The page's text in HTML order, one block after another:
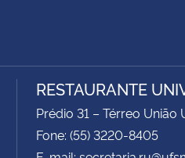
RESTAURANTE
Prédio 31 – Térreo União
Fone: (55) 3220-8405